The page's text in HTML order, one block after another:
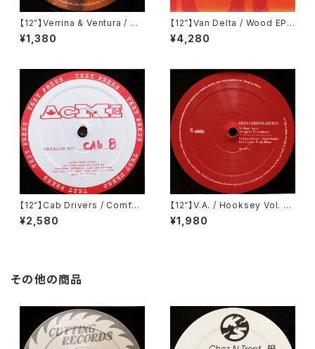
【12”】Verrina & Ventura / Co
clea EP (Propaganda Reco
rds) (PR002)
¥1,380
【12”】Van Delta / Wood EP
(Groove Attack Production
s) (GAP 083)
¥4,280
【12”】Cab Drivers / Comfort
Inn EP (Cabinet Records)
(cab 8)
¥2,580
【12”】V.A. / Hooksey Vol. 3
(Eklo) (EKLO007.3)
¥1,980
その他の商品